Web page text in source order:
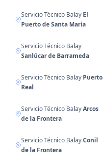
Servicio Técnico Balay El
Puerto de Santa María
Servicio Técnico Balay
Sanlúcar de Barrameda
Servicio Técnico Balay Puerto
Real
Servicio Técnico BalayArcos
de la Frontera
Servicio Técnico BalayConil
de la Frontera